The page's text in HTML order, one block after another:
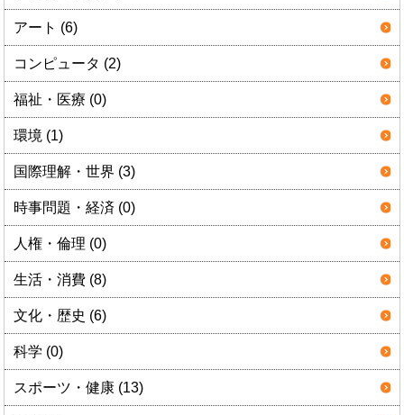
アート (6)
コンピュータ (2)
福祉・医療 (0)
環境 (1)
国際理解・世界 (3)
時事問題・経済 (0)
人権・倫理 (0)
生活・消費 (8)
文化・歴史 (6)
科学 (0)
スポーツ・健康 (13)